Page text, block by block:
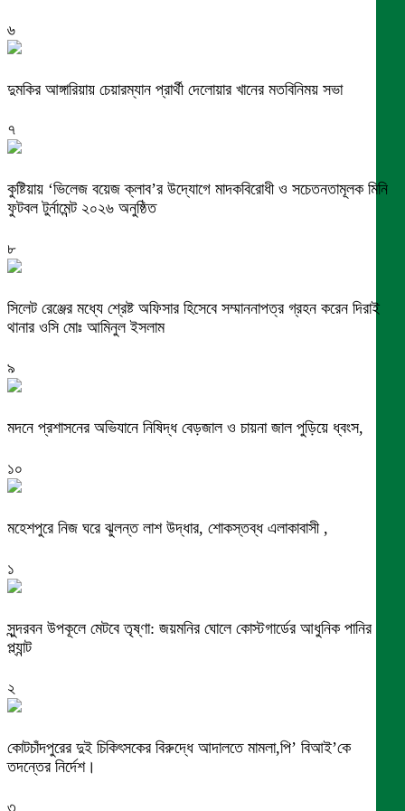
৬
দুমকির আঙ্গারিয়ায় চেয়ারম্যান প্রার্থী দেলোয়ার খানের মতবিনিময় সভা
৭
কুষ্টিয়ায় ‘ভিলেজ বয়েজ ক্লাব’র উদ্যোগে মাদকবিরোধী ও সচেতনতামূলক মিনি
ফুটবল টুর্নামেন্ট ২০২৬ অনুষ্ঠিত
৮
সিলেট রেঞ্জের মধ্যে শ্রেষ্ট অফিসার হিসেবে সম্মাননাপত্র গ্রহন করেন দিরাই
থানার ওসি মোঃ আমিনুল ইসলাম
৯
মদনে প্রশাসনের অভিযানে নিষিদ্ধ বেড়জাল ও চায়না জাল পুড়িয়ে ধ্বংস,
১০
মহেশপুরে নিজ ঘরে ঝুলন্ত লাশ উদ্ধার, শোকস্তব্ধ এলাকাবাসী ,
১
সুন্দরবন উপকূলে মেটবে তৃষ্ণা: জয়মনির ঘোলে কোস্টগার্ডের আধুনিক পানির
প্ল্যান্ট
২
কোটচাঁদপুরের দুই চিকিৎসকের বিরুদ্ধে আদালতে মামলা,পি’ বিআই’কে
তদন্তের নির্দেশ।
৩